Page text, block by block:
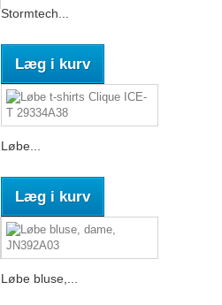
Stormtech...
Læg i kurv
Løbe...
Læg i kurv
Løbe bluse,...